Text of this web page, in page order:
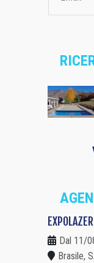
Dal 11/
Brasile,